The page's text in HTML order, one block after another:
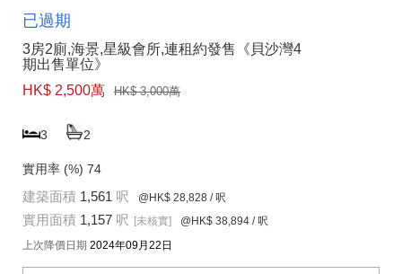
已過期
3房2廁,海景,星級會所,連租約發售《貝沙灣4
期出售單位》
HK$ 2,500萬
HK$ 3,000萬
3 2
實用率 (%) 74
建築面積 1,561 呎 @HK$ 28,828 / 呎
實用面積 1,157 呎 [未核實] @HK$ 38,894 / 呎
上次降價日期 2024年09月22日